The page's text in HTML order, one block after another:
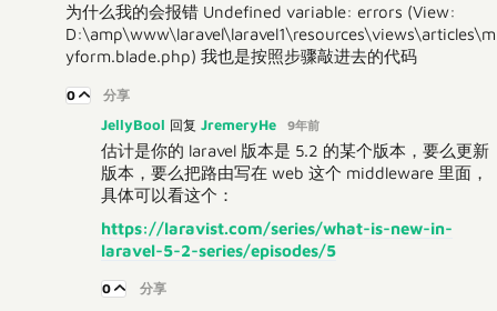
为什么我的会报错 Undefined variable: errors (View:
D:\amp\www\laravel\laravel1\resources\views\articles\m
yform.blade.php) 我也是按照步骤敲进去的代码
0 分享
JellyBool 回复 JremeryHe 9年前
估计是你的 laravel 版本是 5.2 的某个版本，要么更新
版本，要么把路由写在 web 这个 middleware 里面，
具体可以看这个：
https://laravist.com/series/what-is-new-in-
laravel-5-2-series/episodes/5
0 分享